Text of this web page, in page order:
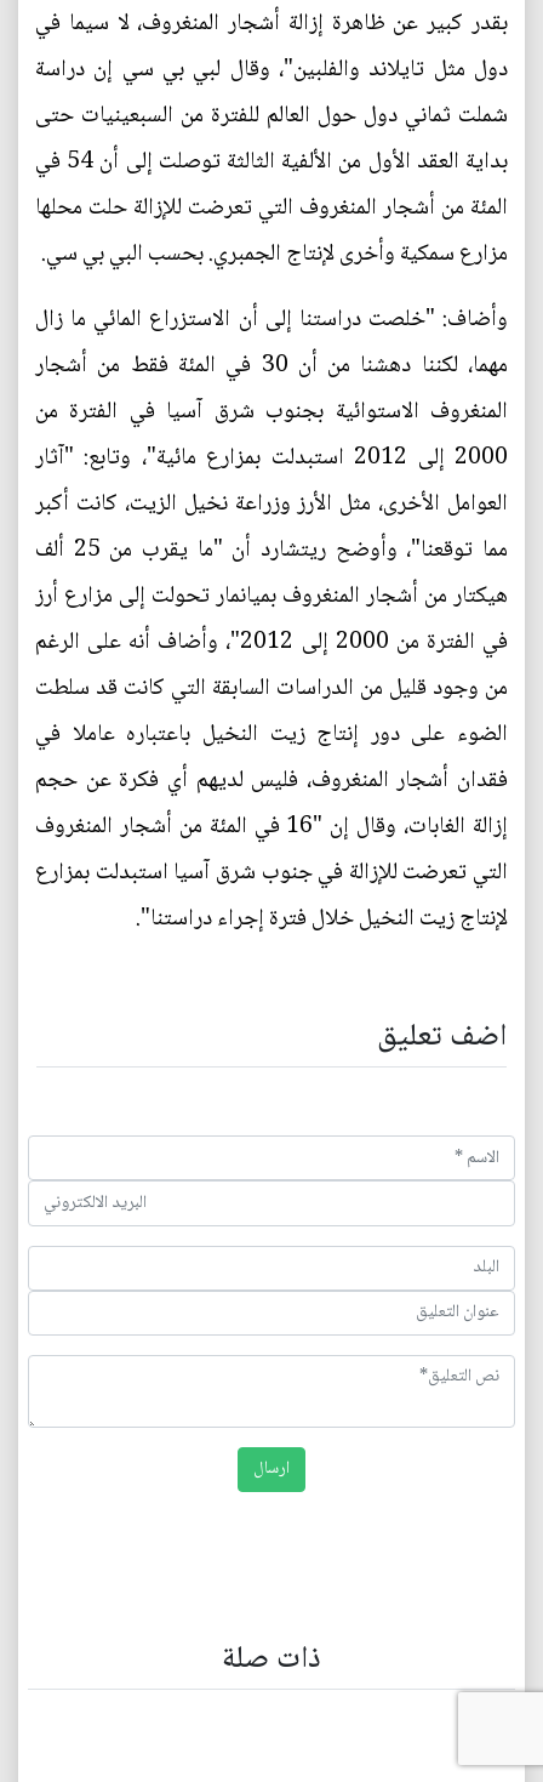
بقدر كبير عن ظاهرة إزالة أشجار المنغروف، لا سيما في
دول مثل تايلاند والفلبين"، وقال لبي بي سي إن دراسة
شملت ثماني دول حول العالم للفترة من السبعينيات حتى
بداية العقد الأول من الألفية الثالثة توصلت إلى أن 54 في
المئة من أشجار المنغروف التي تعرضت للإزالة حلت محلها
مزارع سمكية وأخرى لإنتاج الجمبري. بحسب البي بي سي.
وأضاف: "خلصت دراستنا إلى أن الاستزراع المائي ما زال
مهما، لكننا دهشنا من أن 30 في المئة فقط من أشجار
المنغروف الاستوائية بجنوب شرق آسيا في الفترة من
2000 إلى 2012 استبدلت بمزارع مائية"، وتابع: "آثار
العوامل الأخرى، مثل الأرز وزراعة نخيل الزيت، كانت أكبر
مما توقعنا"، وأوضح ريتشارد أن "ما يقرب من 25 ألف
هيكتار من أشجار المنغروف بميانمار تحولت إلى مزارع أرز
في الفترة من 2000 إلى 2012"، وأضاف أنه على الرغم
من وجود قليل من الدراسات السابقة التي كانت قد سلطت
الضوء على دور إنتاج زيت النخيل باعتباره عاملا في
فقدان أشجار المنغروف، فليس لديهم أي فكرة عن حجم
إزالة الغابات، وقال إن "16 في المئة من أشجار المنغروف
التي تعرضت للإزالة في جنوب شرق آسيا استبدلت بمزارع
لإنتاج زيت النخيل خلال فترة إجراء دراستنا".
اضف تعليق
ذات صلة